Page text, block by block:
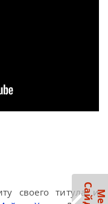
своего титула и